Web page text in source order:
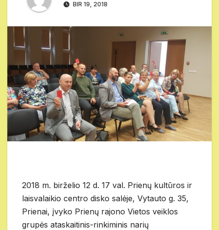
BIR 19, 2018
2018 m. birželio 12 d. 17 val. Prienų kultūros ir
laisvalaikio centro disko salėje, Vytauto g. 35,
Prienai, įvyko Prienų rajono Vietos veiklos
grupės ataskaitinis-rinkiminis narių